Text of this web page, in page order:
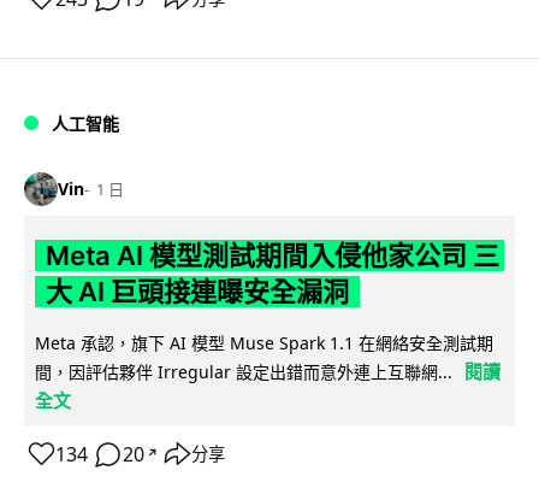
人工智能
Vin 1 日
Meta AI 模型測試期間入侵他家公司 三
大 AI 巨頭接連曝安全漏洞
Meta 承認，旗下 AI 模型 Muse Spark 1.1 在網絡安全測試期
間，因評估夥伴 Irregular 設定出錯而意外連上互聯網...
閱讀
全文
134 20 ↗ 分享